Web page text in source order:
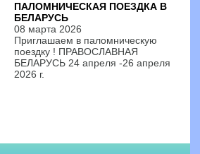
ПАЛОМНИЧЕСКАЯ ПОЕЗДКА В
БЕЛАРУСЬ
08 марта 2026
Приглашаем в паломническую
поездку ! ПРАВОСЛАВНАЯ
БЕЛАРУСЬ 24 апреля -26 апреля
2026 г.